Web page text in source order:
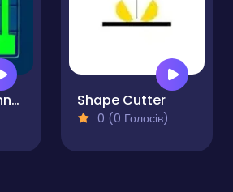
Dot Puzzle Connect the Dots Shape Cutter
0 (0 Голосів)